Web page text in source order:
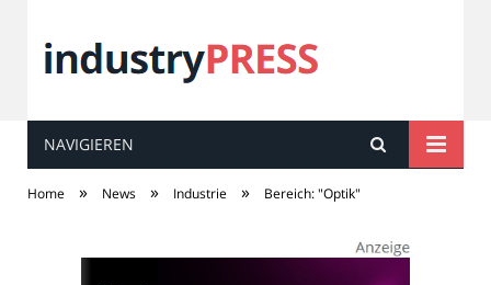
industryPRESS
NAVIGIEREN
Home » News » Industrie » Bereich: "Optik"